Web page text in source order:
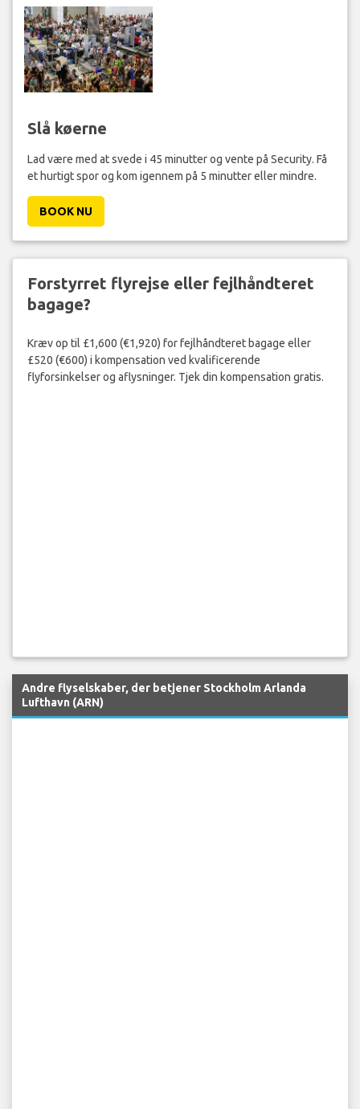
Slå køerne
Lad være med at svede i 45 minutter og vente på Security. Få
et hurtigt spor og kom igennem på 5 minutter eller mindre.
BOOK NU
Forstyrret flyrejse eller fejlhåndteret
bagage?
Kræv op til £1,600 (€1,920) for fejlhåndteret bagage eller
£520 (€600) i kompensation ved kvalificerende
flyforsinkelser og aflysninger. Tjek din kompensation gratis.
Andre flyselskaber, der betjener Stockholm Arlanda
Lufthavn (ARN)